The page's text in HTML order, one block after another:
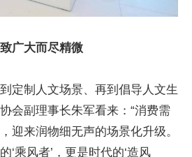
广大而尽精微
定制人文场景、再到倡导人文生
会副理事长朱军看来：“消费需
迎来润物细无声的场景化升级。
‘乘风者’，更是时代的‘造风